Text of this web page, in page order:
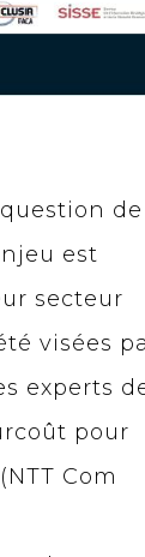
de
est
secteur
visées
experts
pour
Com